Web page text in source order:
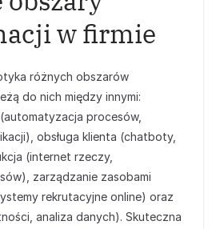
w firmie
różnych obszarów
do nich między innymi:
procesów,
obsługa klienta (chatboty,
(internet rzeczy,
zarządzanie zasobami
rekrutacyjne online) oraz
analiza danych). Skuteczna